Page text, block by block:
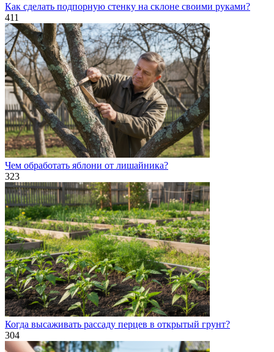
Как сделать подпорную стенку на склоне своими руками?
411
Чем обработать яблони от лишайника?
323
Когда высаживать рассаду перцев в открытый грунт?
304